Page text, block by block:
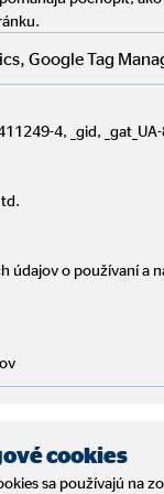
mohli
pravidelne sa
v
Google Tag
4, _gid,
údajov o používaní a
cookies
sa používajú na